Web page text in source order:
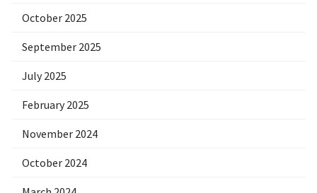
October 2025
September 2025
July 2025
February 2025
November 2024
October 2024